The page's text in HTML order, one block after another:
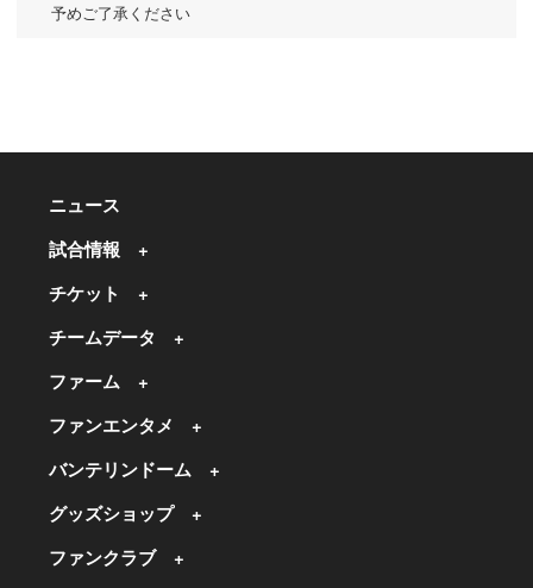
予めご了承ください
ニュース
試合情報
チケット
チームデータ
ファーム
ファンエンタメ
バンテリンドーム
グッズショップ
ファンクラブ